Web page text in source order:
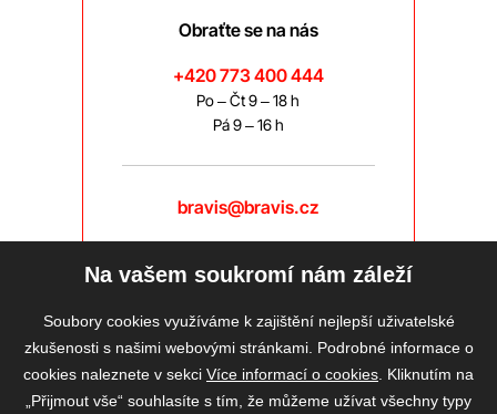
Obraťte se na nás
+420 773 400 444
Po – Čt 9 – 18 h
Pá 9 – 16 h
bravis@bravis.cz
Na vašem soukromí nám záleží
Soubory cookies využíváme k zajištění nejlepší uživatelské
zkušenosti s našimi webovými stránkami. Podrobné informace o
cookies naleznete v sekci Více informací o cookies . Kliknutím na
„Přijmout vše“ souhlasíte s tím, že můžeme užívat všechny typy